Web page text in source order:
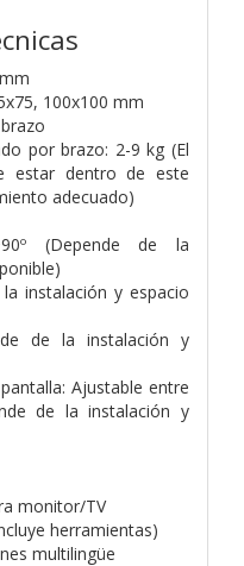
100x100 mm
por brazo: 2-9 kg (El
estar dentro de este
adecuado)
(Depende de la
instalación y espacio
de la instalación y
Ajustable entre
de la instalación y
monitor/TV
herramientas)
multilingüe